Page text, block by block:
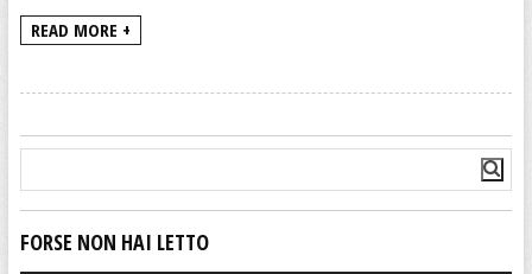
READ MORE +
FORSE NON HAI LETTO